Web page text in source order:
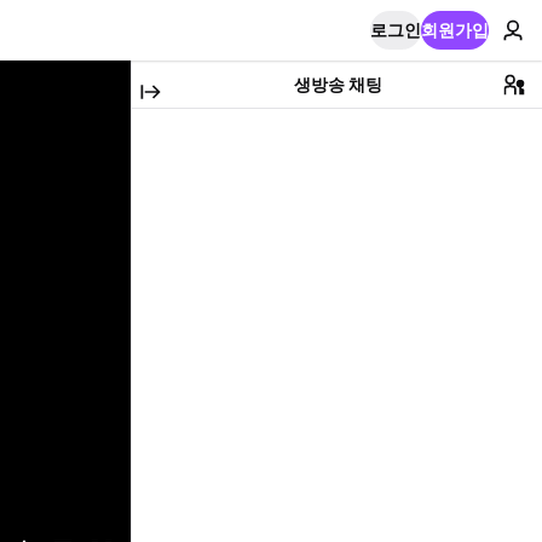
로그인회원가입
생방송 채팅